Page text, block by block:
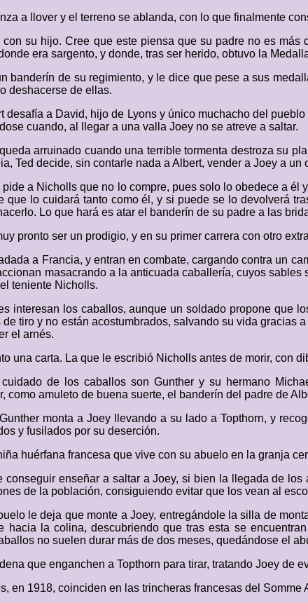
a llover y el terreno se ablanda, con lo que finalmente
su hijo. Cree que este piensa que su padre no es
era sargento, y donde, tras ser herido, obtuvo la
banderín de su regimiento, y le dice que pese a sus
deshacerse de ellas.
desafía a David, hijo de Lyons y único muchacho del
cuando, al llegar a una valla Joey no se atreve a saltar.
arruinado cuando una terrible tormenta destroza su
Ted decide, sin contarle nada a Albert, vender a Joey a
a Nicholls que no lo compre, pues solo lo obedece a
que lo cuidará tanto como él, y si puede se lo devolverá
Lo que hará es atar el banderín de su padre a las
pronto ser un prodigio, y en su primer carrera con otro
a Francia, y entran en combate, cargando contra un
masacrando a la anticuada caballería, cuyos
teniente Nicholls.
interesan los caballos, aunque un soldado propone que
tiro y no están acostumbrados, salvando su vida gracias
el arnés.
una carta. La que le escribió Nicholls antes de morir, con
de los caballos son Gunther y su hermano
como amuleto de buena suerte, el banderín del padre de
monta a Joey llevando a su lado a Topthorn, y
y fusilados por su deserción.
huérfana francesa que vive con su abuelo en la granja
conseguir enseñar a saltar a Joey, si bien la llegada de
de la población, consiguiendo evitar que los vean al
le deja que monte a Joey, entregándole la silla de
hacia la colina, descubriendo que tras esta se
no suelen durar más de dos meses, quedándose el
que enganchen a Topthorn para tirar, tratando Joey de
en 1918, coinciden en las trincheras francesas del